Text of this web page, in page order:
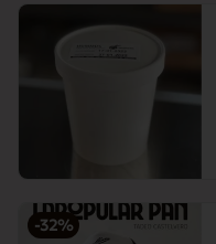
-32%